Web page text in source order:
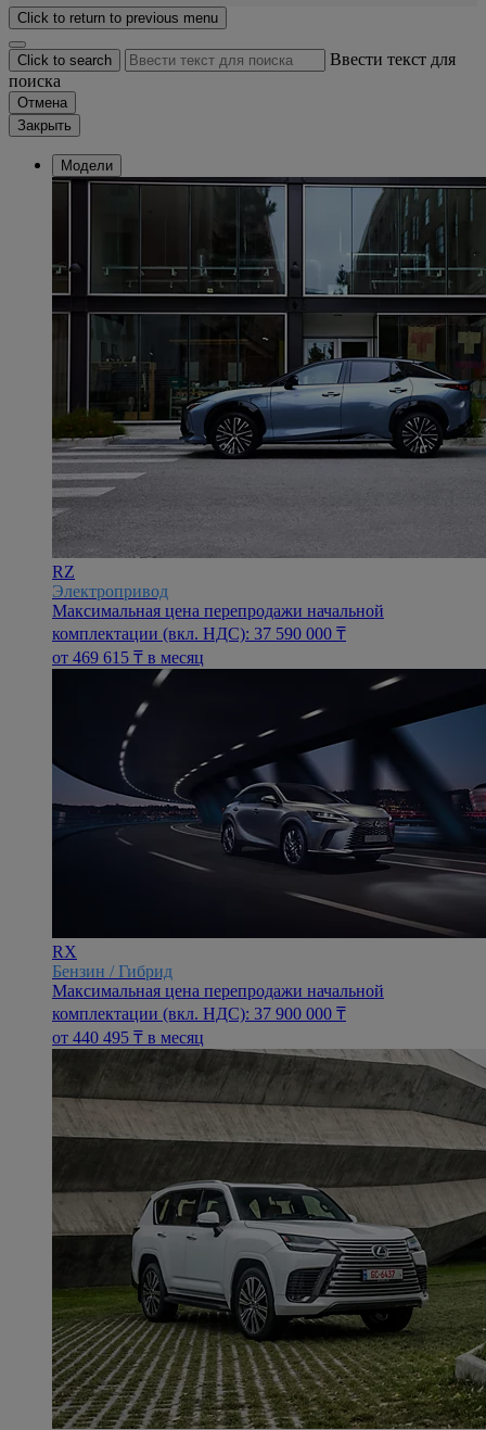
Click to return to previous menu
Click to search
Ввести текст для
поиска
Отмена
Закрыть
Модели
RZ
Электропривод
Максимальная цена перепродажи начальной
комплектации (вкл. НДС): 37 590 000 ₸
oт 469 615 ₸ в месяц
RX
Бензин / Гибрид
Максимальная цена перепродажи начальной
комплектации (вкл. НДС): 37 900 000 ₸
oт 440 495 ₸ в месяц